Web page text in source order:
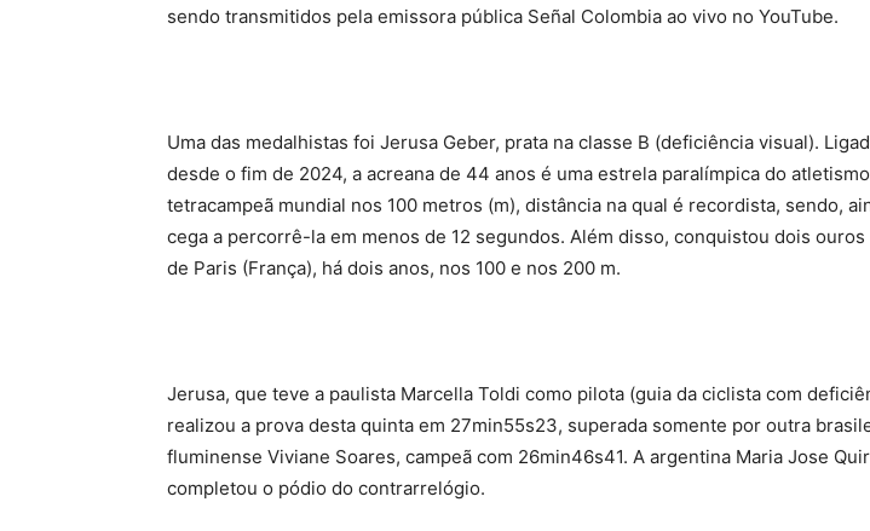
sendo transmitidos pela emissora pública Señal Colombia ao vivo no YouTube.
Uma das medalhistas foi Jerusa Geber, prata na classe B (deficiência visual).
desde o fim de 2024, a acreana de 44 anos é uma estrela paralímpica do
tetracampeã mundial nos 100 metros (m), distância na qual é recordista, sendo,
cega a percorrê-la em menos de 12 segundos. Além disso, conquistou dois ouros
de Paris (França), há dois anos, nos 100 e nos 200 m.
Jerusa, que teve a paulista Marcella Toldi como pilota (guia da ciclista com
realizou a prova desta quinta em 27min55s23, superada somente por outra
fluminense Viviane Soares, campeã com 26min46s41. A argentina Maria Jose
completou o pódio do contrarrelógio.